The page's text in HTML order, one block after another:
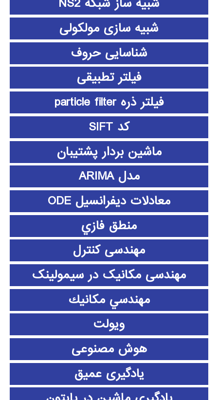
شبیه سازی مولکولی
شناسایی حروف
فیلتر تطبیقی
فیلتر ذره particle filter
کد SIFT
ماشین بردار پشتیبان
مدل ARIMA
معادلات دیفرانسیل ODE
منطق فازي
مهندسی کنترل
مهندسی مکانیک در سیمولینک
مهندسي مكانيك
ویولت
هوش مصنوعی
یادگیری عمیق